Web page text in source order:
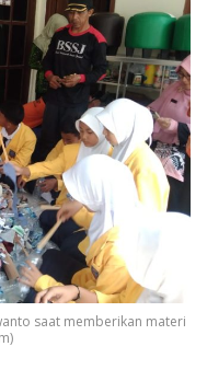
saat memberikan materi